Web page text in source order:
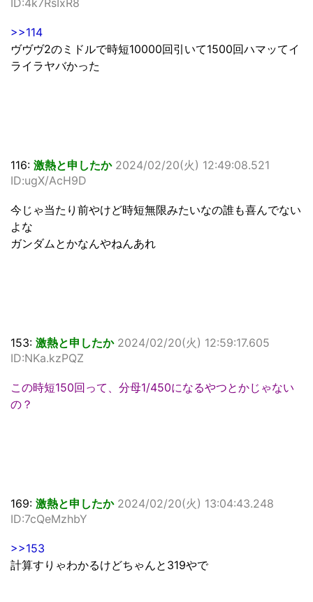
>>114
ヴヴヴ2のミドルで時短10000回引いて1500回ハマッてイ
ライラヤバかった
116: 激熱と申したか 2024/02/20(火) 12:49:08.521
ID:ugX/AcH9D
今じゃ当たり前やけど時短無限みたいなの誰も喜んでない
よな
ガンダムとかなんやねんあれ
153: 激熱と申したか 2024/02/20(火) 12:59:17.605
ID:NKa.kzPQZ
この時短150回って、分母1/450になるやつとかじゃない
の？
169: 激熱と申したか 2024/02/20(火) 13:04:43.248
ID:7cQeMzhbY
>>153
計算すりゃわかるけどちゃんと319やで